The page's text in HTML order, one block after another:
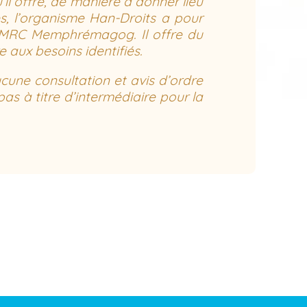
l’organisme Han-Droits a pour
Memphrémagog. Il offre du
aux besoins identifiés.
consultation et avis d’ordre
à titre d’intermédiaire pour la